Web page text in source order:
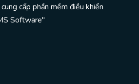
cấp phần mềm điều khiển
Software"